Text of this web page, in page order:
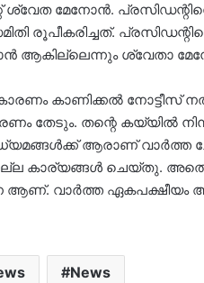
മേനോന്‍.
രൂപീകരിച്ചത്.
ആകില്ലെന്നും ശ്വേതാ
കാണിക്കല്‍ നോട്ടീസ്
തേടും. തന്റെ കയ്യില്‍
ആരാണ് വാര്‍ത്ത
കാര്യങ്ങള്‍ ചെയ്തു.
ആണ്. വാര്‍ത്ത
News